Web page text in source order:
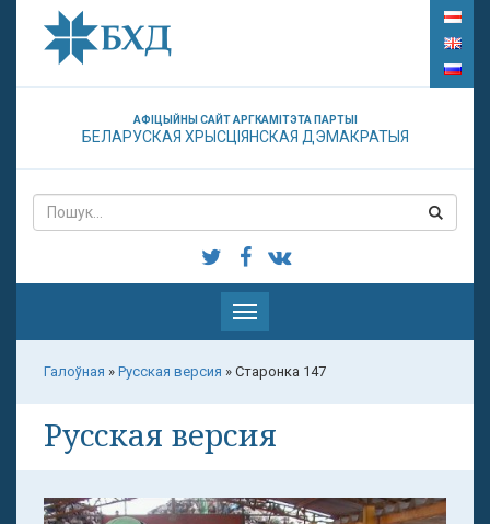
АФІЦЫЙНЫ САЙТ АРГКАМІТЭТА ПАРТЫІ
БЕЛАРУСКАЯ ХРЫСЦІЯНСКАЯ ДЭМАКРАТЫЯ
Паказаць
меню
Галоўная » Русская версия » Старонка 147
Русская версия